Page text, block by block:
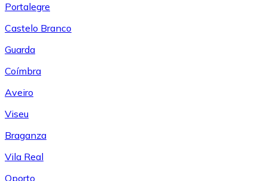
Portalegre
Castelo Branco
Guarda
Coímbra
Aveiro
Viseu
Braganza
Vila Real
Oporto